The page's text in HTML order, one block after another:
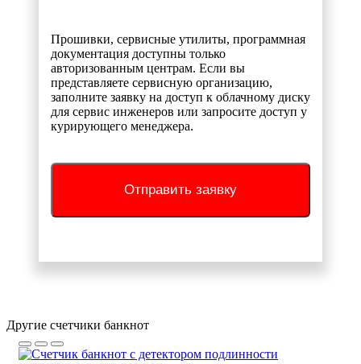
Прошивки, сервисные утилиты, программная
документация доступны только
авторизованным центрам. Если вы
представляете сервисную организацию,
заполните заявку на доступ к облачному диску
для сервис инженеров или запросите доступ у
курирующего менеджера.
Отправить заявку
Другие счетчики банкнот